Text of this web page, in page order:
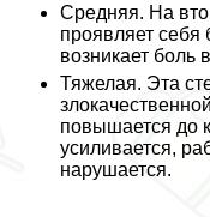
Средняя. На
проявляет
возникает боль
Тяжелая. Эта
повышается до
усиливается,
нарушается.